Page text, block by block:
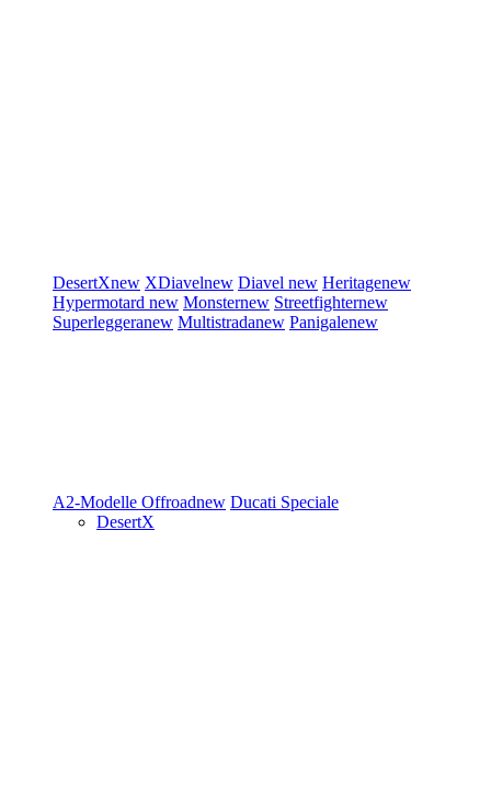
DesertXnew XDiavelnew Diavel new Heritagenew
Hypermotard new Monsternew Streetfighternew
Superleggeranew Multistradanew Panigalenew
A2-Modelle Offroadnew Ducati Speciale
DesertX